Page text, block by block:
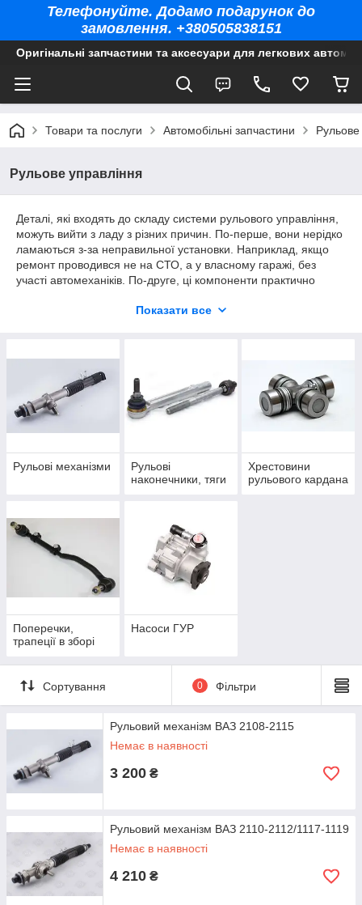
Телефонуйте. Додамо подарунок до
замовлення. +380505838151
Оригінальні запчастини та аксесуари для легкових
Товари та послуги Автомобільні запчастини Рульове
Рульове управління
Деталі, які входять до складу системи рульового управління,
можуть вийти з ладу з різних причин. По-перше, вони нерідко
ламаються з-за неправильної установки. Наприклад, якщо
ремонт проводився не на СТО, а у власному гаражі, без
участі автомеханіків. По-друге, ці компоненти практично
ударів вони деформуються. По-третє, причиною поломки
потрібної запчастини для автомобілів різних марок можна на
сайті компанії «Автосфера».
Види деталей рульового
автомобільного управління
Рульове керування складається з безлічі різних деталей:
зусилля від керма на керовані колеса;
• хрестовини карданів. Використовуються для
перенаправлення обертального моменту під кутом 90
• трапеції. Ці механізми складаються з декількох стрижнів,
з'єднаних певним чином. Їх головне завдання — трансляція
обертального моменту від керма на передню колісну пару.
Оригінали цих та інших запчастин для автомобілів марок
Renault, Daewoo, Chevrolet та ін. представлені в асортименті
магазину.
Оригінали запчастин для автомобілів
різних марок
Наша компанія займається продажем деталей рульового
управління, які володіють вагомими перевагами:
сертифікатами;
• мають великий ресурс, при дотриманні правил експлуатації
можуть працювати протягом тривалого часу;
• продаються за вигідними цінами, т. к. поставляються
безпосередньо з заводів компаній-виробників.
Показати все
Рульові механізми
Рульові
наконечники, тяги
Хрестовини
рульового кардана
Поперечки,
трапеції в зборі
Насоси ГУР
Сортування 0 Фільтри
Рульовий механізм ВАЗ 2108-2115
Немає в наявності
3 200 ₴
Рульовий механізм ВАЗ 2110-2112/1117-1119
Немає в наявності
4 210 ₴